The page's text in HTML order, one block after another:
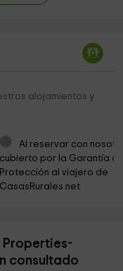
alojamientos y
Al reservar con
cubierto por la Garantía
Protección al viajero de
CasasRurales.net
Properties-
consultado